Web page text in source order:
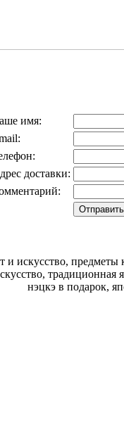
имя:
доставки:
искусство,
нэцкэ в подарок,